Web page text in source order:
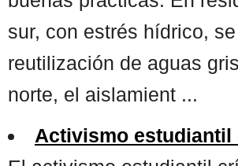
sur, con estrés hídrico,
reutilización de aguas
norte, el aislamient ...
Activismo